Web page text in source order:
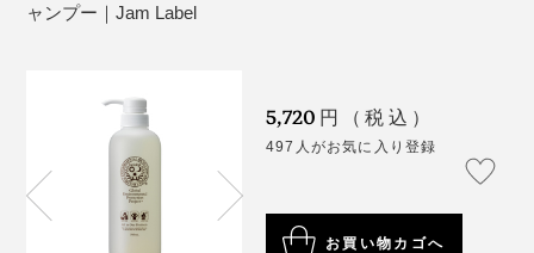
ャンプー｜Jam Label
5,720 円（税込）
497人がお気に入り登録
お買い物カゴへ